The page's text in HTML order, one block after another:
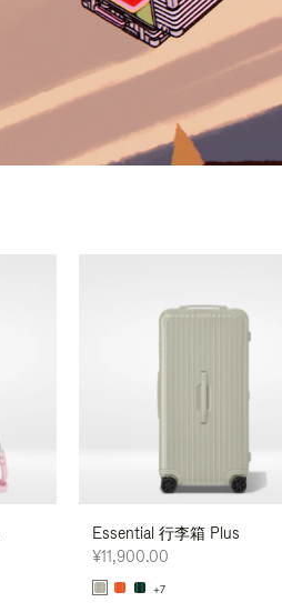
Essential 行李箱 Plus
¥11,900.00
+7